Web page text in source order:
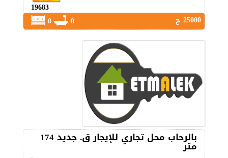
19683
25000 ج
0
بالرحاب محل تجاري للإيجار ق. جديد 174
متر